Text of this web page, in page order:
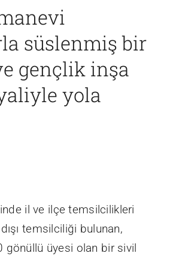
süslenmiş bir
gençlik inşa
yola
il ve ilçe temsilcilikleri
temsilciliği bulunan,
gönüllü üyesi olan bir sivil